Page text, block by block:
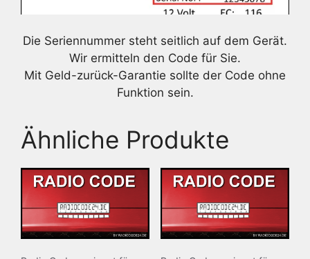
Die Seriennummer steht seitlich auf dem Gerät.
Wir ermitteln den Code für Sie.
Mit Geld-zurück-Garantie sollte der Code ohne
Funktion sein.
Ähnliche Produkte